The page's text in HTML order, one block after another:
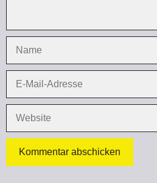
Mail-
Adresse